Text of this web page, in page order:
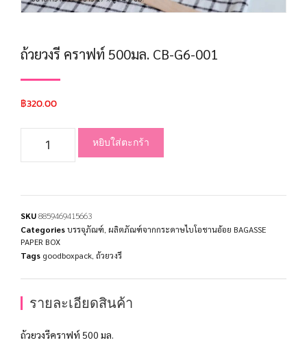
ถ้วยวงรี คราฟท์ 500มล. CB-G6-001
฿320.00
หยิบใส่ตะกร้า
SKU8859469415663
Categoriesบรรจุภัณฑ์ ผลิตภัณฑ์จากกระดาษไบโอชานอ้อย BAGASSE
PAPER BOX
Tags goodboxpack ถ้วยวงรี
รายละเอียดสินค้า
ถ้วยวงรีคราฟท์ 500 มล.